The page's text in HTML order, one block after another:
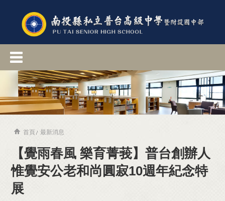
首頁 最新消息
【覺雨春風 樂育菁莪】普台創辦人
惟覺安公老和尚圓寂10週年紀念特
展